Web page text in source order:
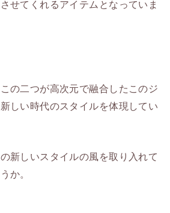
せてくれるアイテムとなっていま
の二つが高次元で融合したこのジ
しい時代のスタイルを体現してい
新しいスタイルの風を取り入れて
か。